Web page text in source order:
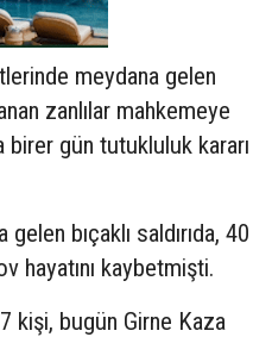
meydana gelen
zanlılar mahkemeye
birer gün tutukluluk kararı
bıçaklı saldırıda, 40
hayatını kaybetmişti.
kişi, bugün Girne Kaza